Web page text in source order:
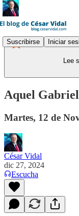
Suscribirse Iniciar
Lee
Aquel Gabriel
Martes, 12 de
César Vidal
dic 27, 2024
Escucha